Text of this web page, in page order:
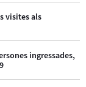
visites als
ingressades,